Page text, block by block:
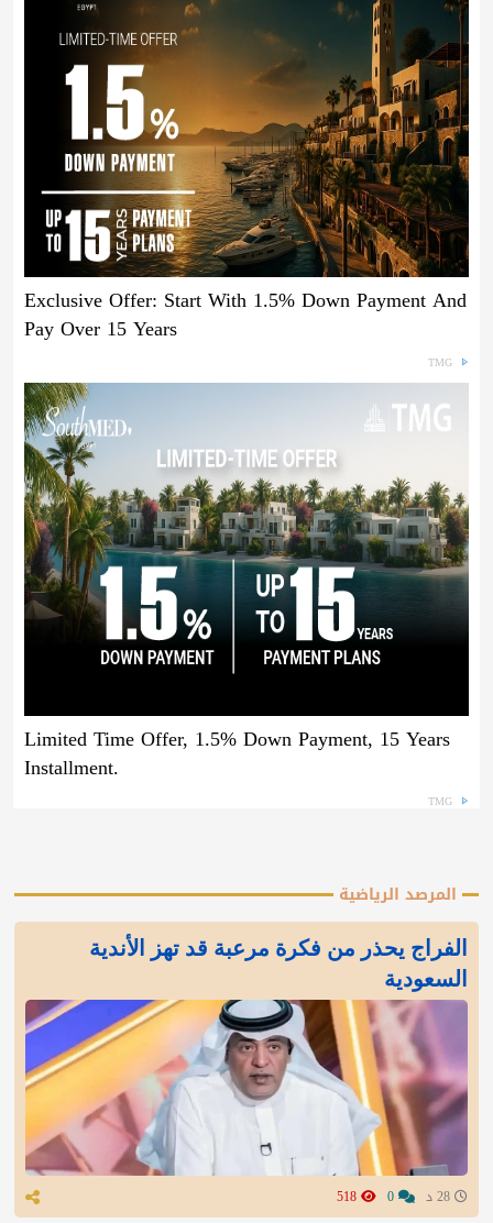
Exclusive Offer: Start With 1.5% Down Payment And
Pay Over 15 Years
TMG
Limited Time Offer, 1.5% Down Payment, 15 Years
Installment.
TMG
المرصد الرياضية
الفراج يحذر من فكرة مرعبة قد تهز الأندية
السعودية